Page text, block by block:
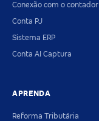
Conexão com o contador
Conta PJ
Sistema ERP
Conta AI Captura
APRENDA
Reforma Tributária